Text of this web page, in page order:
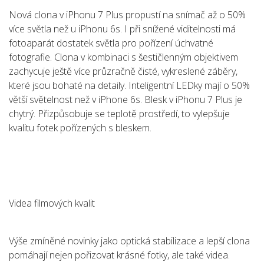
Nová clona v iPhonu 7 Plus propustí na snímač až o 50%
více světla než u iPhonu 6s. I při snížené viditelnosti má
fotoaparát dostatek světla pro pořízení úchvatné
fotografie. Clona v kombinaci s šestičlenným objektivem
zachycuje ještě více průzračně čisté, vykreslené záběry,
které jsou bohaté na detaily. Inteligentní LEDky mají o 50%
větší světelnost než v iPhone 6s. Blesk v iPhonu 7 Plus je
chytrý. Přizpůsobuje se teplotě prostředí, to vylepšuje
kvalitu fotek pořízených s bleskem.
Videa filmových kvalit
Výše zmíněné novinky jako optická stabilizace a lepší clona
pomáhají nejen pořizovat krásné fotky, ale také videa.